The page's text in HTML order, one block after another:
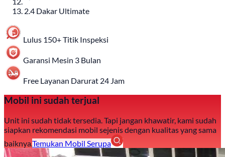
2.4 Dakar Ultimate
Lulus 150+ Titik Inspeksi
Garansi Mesin 3 Bulan
Free Layanan Darurat 24 Jam
Mobil ini sudah terjual
Unit ini sudah tidak tersedia. Tapi jangan khawatir, kami sudah
siapkan rekomendasi mobil sejenis dengan kualitas yang sama
baiknya.Temukan Mobil Serupa